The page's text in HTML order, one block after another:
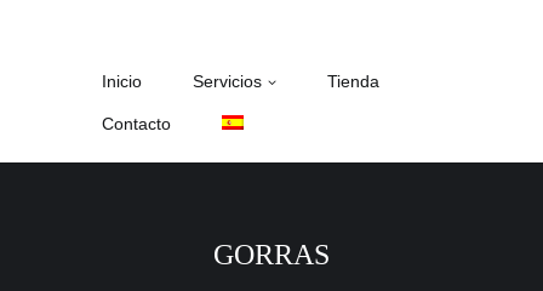
Inicio Servicios Tienda
Contacto
GORRAS